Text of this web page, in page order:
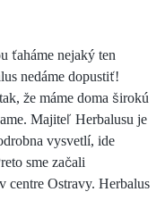
ťaháme nejaký ten
nedáme dopustiť!
že máme doma širokú
Majiteľ Herbalusu je
vysvetlí, ide
sme začali
Ostravy. Herbalus